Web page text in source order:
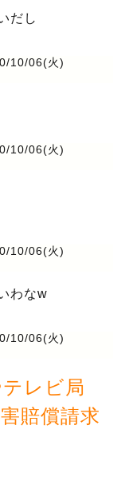
だし
10/06(火)
10/06(火)
10/06(火)
わなw
10/06(火)
レビ局
賠償請求